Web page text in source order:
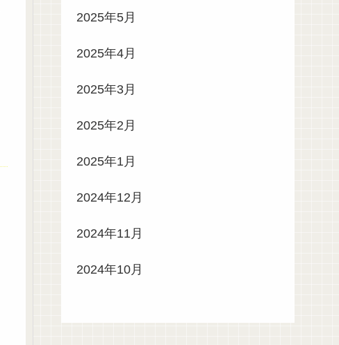
2025年5月
2025年4月
2025年3月
2025年2月
2025年1月
2024年12月
2024年11月
2024年10月